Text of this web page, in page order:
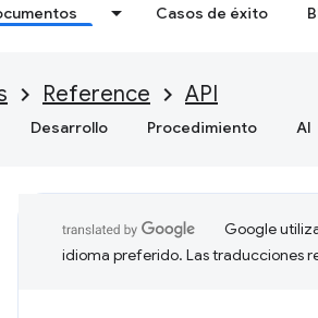
Casos de éxito
Reference API
Desarrollo Procedimiento AI
Google
idioma preferido. Las traducciones